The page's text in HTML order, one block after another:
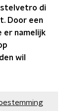
di
Door een
er namelijk
wil